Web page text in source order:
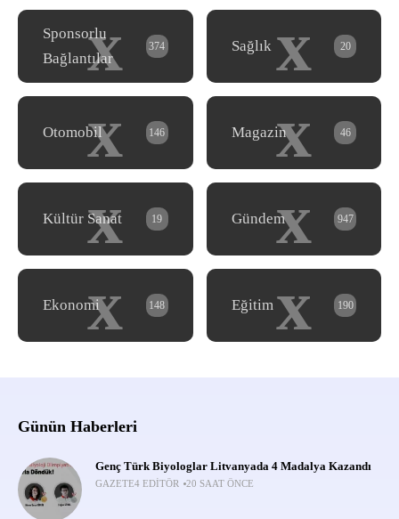
x
Sponsorlu
Bağlantılar
374 x
Sağlık 20
x
Otomobil 146 x
Magazin 46
x
Kültür Sanat 19 x
Gündem 947
x
Ekonomi 148 x
Eğitim 190
Günün Haberleri
Genç Türk Biyologlar Litvanyada 4 Madalya Kazandı
GAZETE4 EDITÖR 20 SAAT ÖNCE